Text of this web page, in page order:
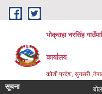
Skip to main content
भोक्राहा नरसिंह
कार्यालय
कोशी प्रदेश, सुनसरी
सूचना